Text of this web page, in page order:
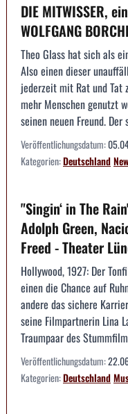
DIE MITWISSER,
WOLFGANG
Theo Glass hat sich als
Also einen dieser
jederzeit mit Rat und Tat
mehr Menschen genutzt
seinen neuen Freund.
Veröffentlichungsdatum:
Kategorien:Deutschland
"Singin‘ in The
Adolph Green,
Freed - Theater
Hollywood, 1927: Der
einen die Chance auf
andere das sichere
seine Filmpartnerin Lina
Traumpaar des
Veröffentlichungsdatum:
Kategorien:Deutschland